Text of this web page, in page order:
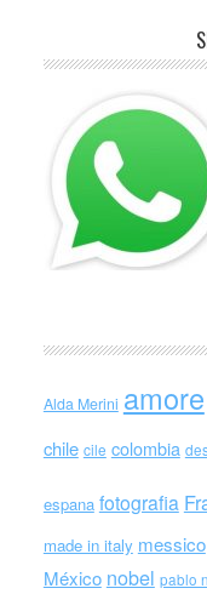
Alda Merini amore
chile cile colombia
espana fotografia
made in italy messico
México nobel pablo